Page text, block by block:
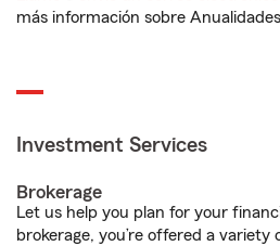
más información sobre
Investment Services
Brokerage
Let us help you plan for your
brokerage, you’re offered a